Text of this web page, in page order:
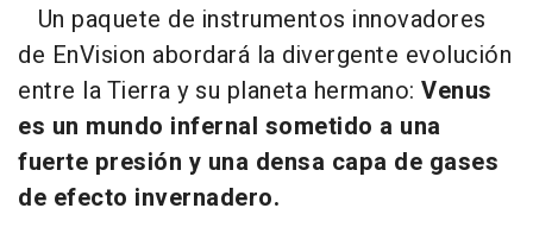
Un paquete de instrumentos innovadores
de EnVision abordará la divergente evolución
entre la Tierra y su planeta hermano: Venus
es un mundo infernal sometido a una
fuerte presión y una densa capa de gases
de efecto invernadero.